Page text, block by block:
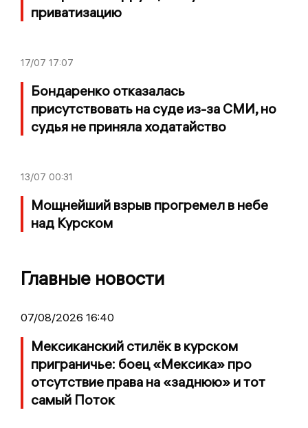
приватизацию
17/07 17:07
Бондаренко отказалась
присутствовать на суде из-за СМИ, но
судья не приняла ходатайство
13/07 00:31
Мощнейший взрыв прогремел в небе
над Курском
Главные новости
07/08/2026 16:40
Мексиканский стилёк в курском
приграничье: боец «Мексика» про
отсутствие права на «заднюю» и тот
самый Поток